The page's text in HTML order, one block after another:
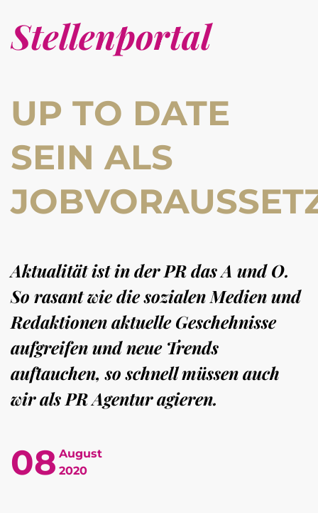
Stellenportal
UP TO DATE
SEIN ALS
Aktualität ist in der PR das A und O.
So rasant wie die sozialen Medien und
Redaktionen aktuelle Geschehnisse
aufgreifen und neue Trends
auftauchen, so schnell müssen auch
wir als PR Agentur agieren.
08 August
2020